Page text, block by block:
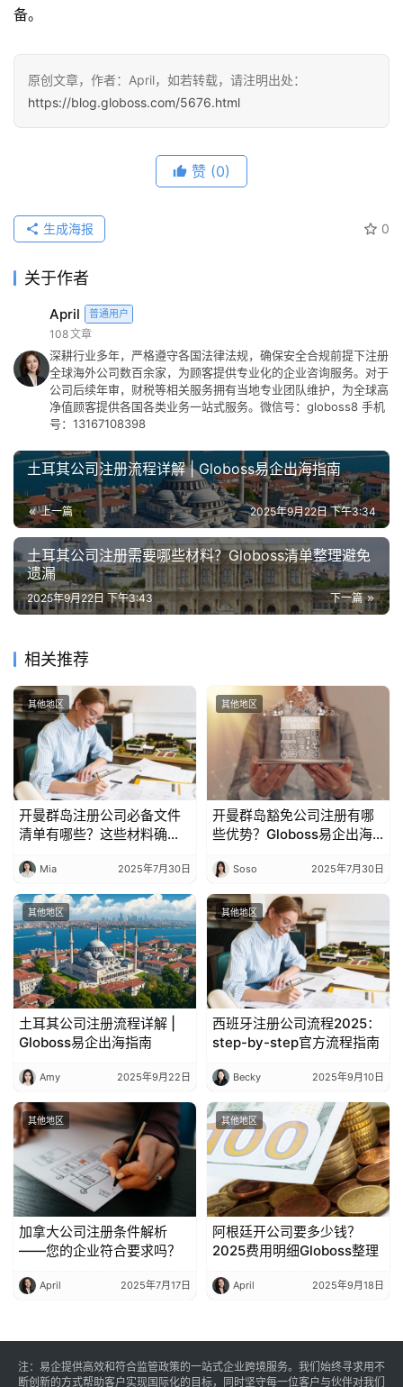
备。
原创文章，作者：April，如若转载，请注明出处：
https://blog.globoss.com/5676.html
赞 (0)
0
生成海报
关于作者
April 普通用户
108文章
深耕行业多年，严格遵守各国法律法规，确保安全合规前提下注册
全球海外公司数百余家，为顾客提供专业化的企业咨询服务。对于
公司后续年审，财税等相关服务拥有当地专业团队维护，为全球高
净值顾客提供各国各类业务一站式服务。微信号：globoss8 手机
号：13167108398
土耳其公司注册流程详解 | Globoss易企出海指南
上一篇 2025年9月22日 下午3:34
土耳其公司注册需要哪些材料？Globoss清单整理避免
遗漏
下一篇
2025年9月22日 下午3:43
相关推荐
其他地区
开曼群岛注册公司必备文件
清单有哪些？这些材料确保
Mia 2025年7月30日
其他地区
开曼群岛豁免公司注册有哪
些优势？Globoss易企出海
Soso 2025年7月30日
其他地区
土耳其公司注册流程详解 |
Globoss易企出海指南
Amy 2025年9月22日
其他地区
西班牙注册公司流程2025：
step-by-step官方流程指南
Becky 2025年9月10日
其他地区
加拿大公司注册条件解析
——您的企业符合要求吗？
April 2025年7月17日
其他地区
阿根廷开公司要多少钱？
2025费用明细Globoss整理
April 2025年9月18日
注：易企提供高效和符合监管政策的一站式企业跨境服务。我们始终寻求用不
断创新的方式帮助客户实现国际化的目标，同时坚守每一位客户与伙伴对我们